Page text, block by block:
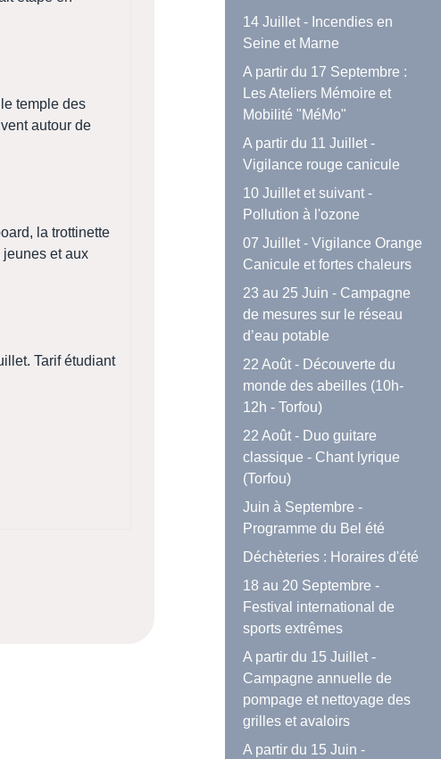
temple des
autour de
la trottinette
et aux
Tarif étudiant
14 Juillet - Incendies en
Seine et Marne
A partir du 17 Septembre :
Les Ateliers Mémoire et
Mobilité "MéMo"
A partir du 11 Juillet -
Vigilance rouge canicule
10 Juillet et suivant -
Pollution à l'ozone
07 Juillet - Vigilance Orange
Canicule et fortes chaleurs
23 au 25 Juin - Campagne
de mesures sur le réseau
d’eau potable
22 Août - Découverte du
monde des abeilles (10h-
12h - Torfou)
22 Août - Duo guitare
classique - Chant lyrique
(Torfou)
Juin à Septembre -
Programme du Bel été
Déchèteries : Horaires d'été
18 au 20 Septembre -
Festival international de
sports extrêmes
A partir du 15 Juillet -
Campagne annuelle de
pompage et nettoyage des
grilles et avaloirs
A partir du 15 Juin -